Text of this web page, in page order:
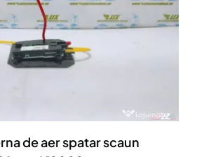
profesionale
de aer spatar scaun